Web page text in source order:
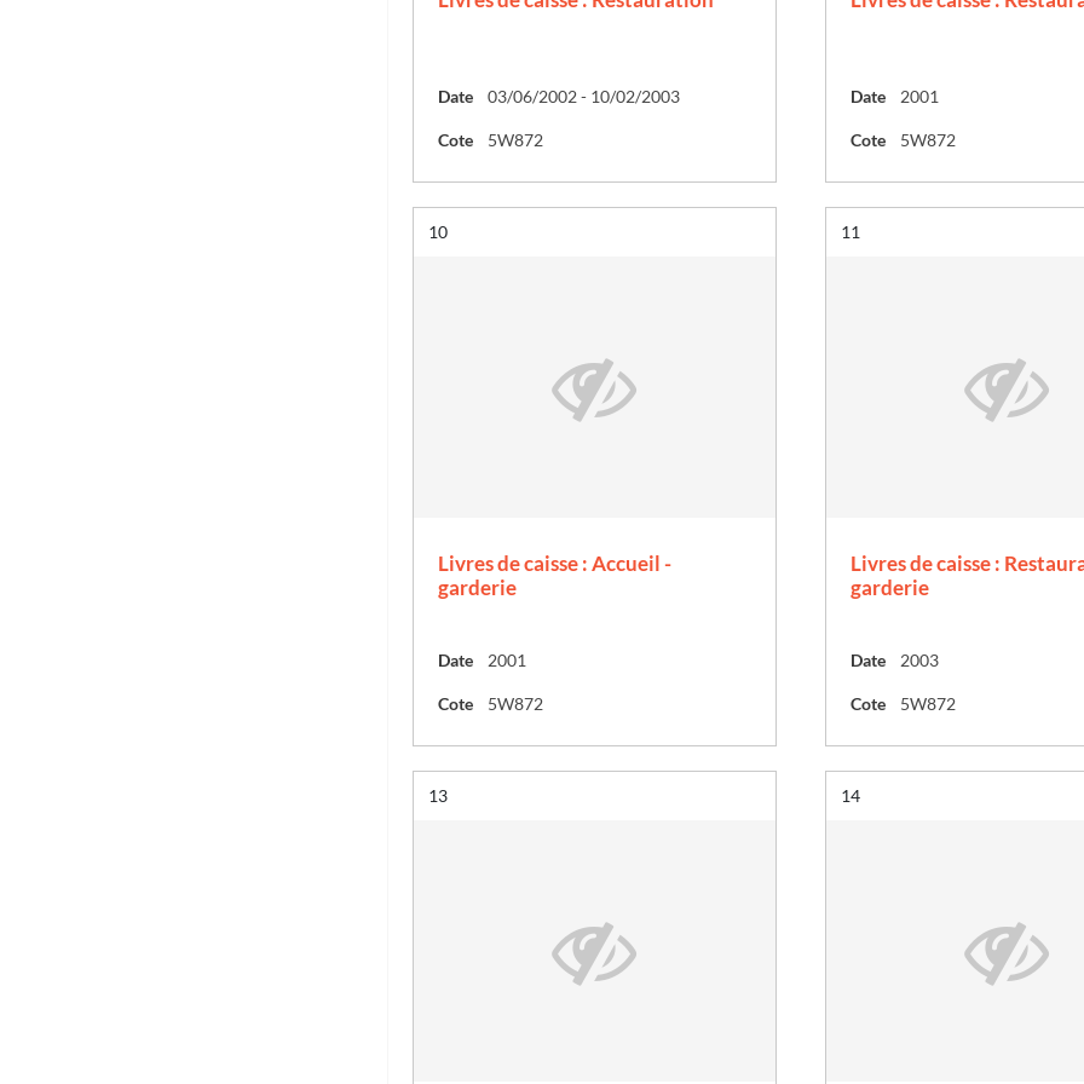
Date 03/06/2002 - 10/02/2003
Cote 5W872
Date 2001
Cote 5W872
Résultat n°
10
Livres de caisse : Accueil -
garderie
Date 2001
Cote 5W872
Résultat n°
11
Livres de caisse :
garderie
Date 2003
Cote 5W872
Résultat n°
13 Résultat n°
14